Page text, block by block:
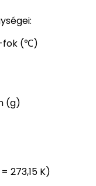
fok (℃)
(g)
273,15 K)